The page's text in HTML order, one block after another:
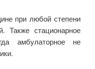
при любой степени
Также стационарное
амбулаторное не